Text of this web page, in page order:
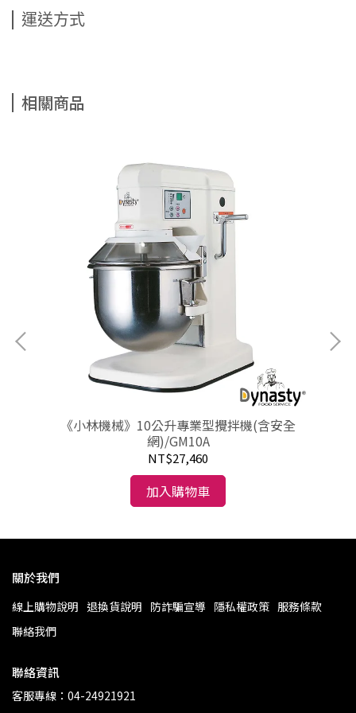
運送方式
相關商品
《小林機械》10公升專業型攪拌機(含安全
網)/GM10A
NT$27,460
加入購物車
關於我們
線上購物說明 退換貨說明 防詐騙宣導 隱私權政策 服務條款
聯絡我們
聯絡資訊
客服專線：04-24921921